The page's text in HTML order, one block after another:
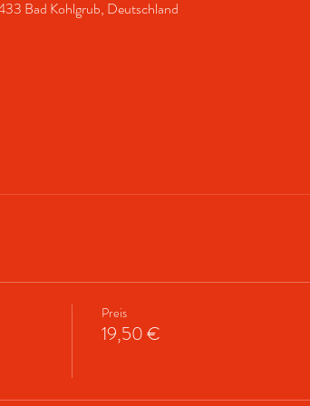
Bad Kohlgrub, Deutschland
Preis
19,50 €